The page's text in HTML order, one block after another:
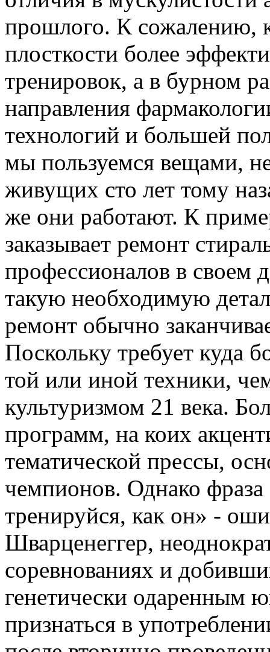
прошлого. К сожалению,
плосткости более
тренировок, а в бурном
направления
технологий и большей
мы пользуемся вещами,
живущих сто лет тому
же они работают. К
заказывает ремонт
профессионалов в своем
такую необходимую
ремонт обычно
Поскольку требует куда
той или иной техники,
культуризмом 21 века.
программ, на коих
тематической прессы,
чемпионов. Однако
тренируйся, как он» -
Шварценеггер,
соревнованиях и
генетически одаренным
признаться в